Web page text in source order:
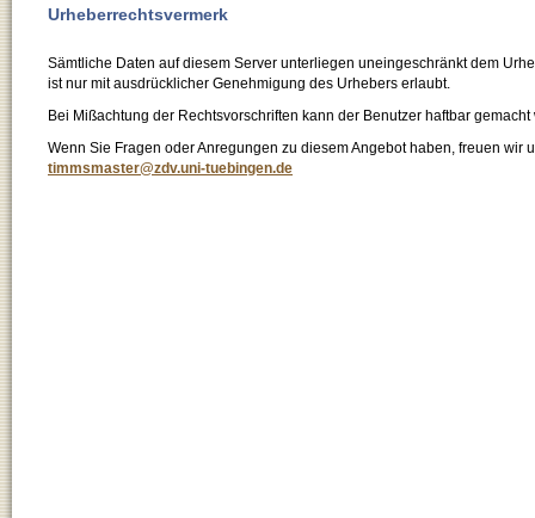
Urheberrechtsvermerk
Sämtliche Daten auf diesem Server unterliegen uneingeschränkt dem
ist nur mit ausdrücklicher Genehmigung des Urhebers erlaubt.
Bei Mißachtung der Rechtsvorschriften kann der Benutzer haftbar gemacht
Wenn Sie Fragen oder Anregungen zu diesem Angebot haben, freuen wir
timmsmaster@zdv.uni-tuebingen.de